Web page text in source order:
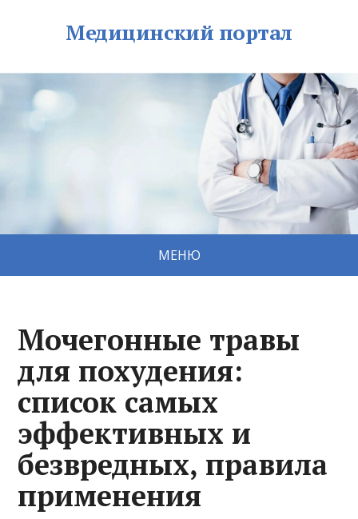
Медицинский портал
МЕНЮ
Мочегонные травы
для похудения:
список самых
эффективных и
безвредных, правила
применения